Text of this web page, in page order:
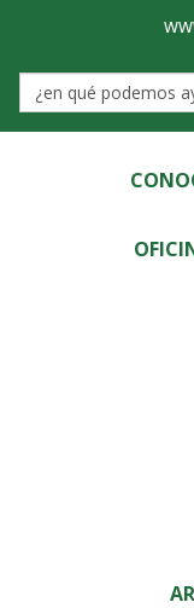
de
Castro-
Urdiales